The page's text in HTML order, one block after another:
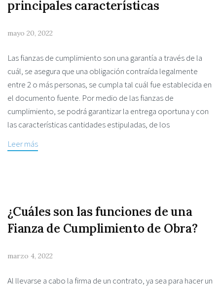
principales características
mayo 20, 2022
Las fianzas de cumplimiento son una garantía a través de la
cuál, se asegura que una obligación contraída legalmente
entre 2 o más personas, se cumpla tal cuál fue establecida en
el documento fuente. Por medio de las fianzas de
cumplimiento, se podrá garantizar la entrega oportuna y con
las características cantidades estipuladas, de los
Leer más
¿Cuáles son las funciones de una
Fianza de Cumplimiento de Obra?
marzo 4, 2022
Al llevarse a cabo la firma de un contrato, ya sea para hacer un